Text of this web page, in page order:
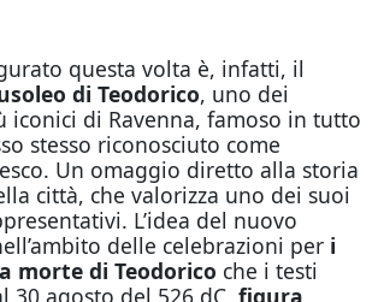
questa volta è, infatti, il
di Teodorico, uno dei
iconici di Ravenna, famoso in tutto
stesso riconosciuto come
Un omaggio diretto alla storia
città, che valorizza uno dei suoi
L’idea del nuovo
delle celebrazioni per i
morte di Teodorico che i testi
30 agosto del 526 dC, figura